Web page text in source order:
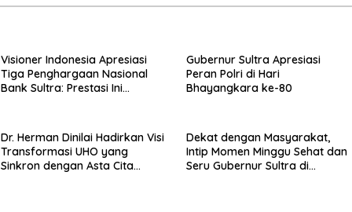
Visioner Indonesia Apresiasi
Tiga Penghargaan Nasional
Bank Sultra: Prestasi Ini
Gubernur Sultra Apresiasi
Peran Polri di Hari
Bhayangkara ke-80
Dr. Herman Dinilai Hadirkan Visi
Transformasi UHO yang
Sinkron dengan Asta Cita
Dekat dengan Masyarakat,
Intip Momen Minggu Sehat dan
Seru Gubernur Sultra di